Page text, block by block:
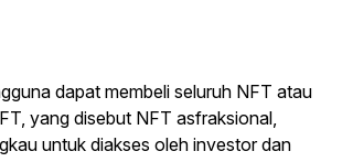
dapat membeli seluruh NFT atau
yang disebut NFT asfraksional,
untuk diakses oleh investor dan